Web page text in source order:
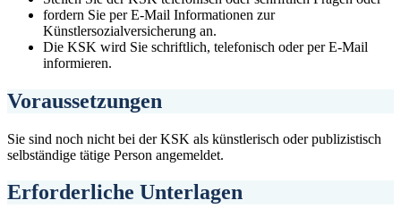
fordern Sie per E-Mail Informationen zur
Künstlersozialversicherung an.
Die KSK wird Sie schriftlich, telefonisch oder per E-Mail
informieren.
Voraussetzungen
Sie sind noch nicht bei der KSK als künstlerisch oder publizistisch
selbständige tätige Person angemeldet.
Erforderliche Unterlagen